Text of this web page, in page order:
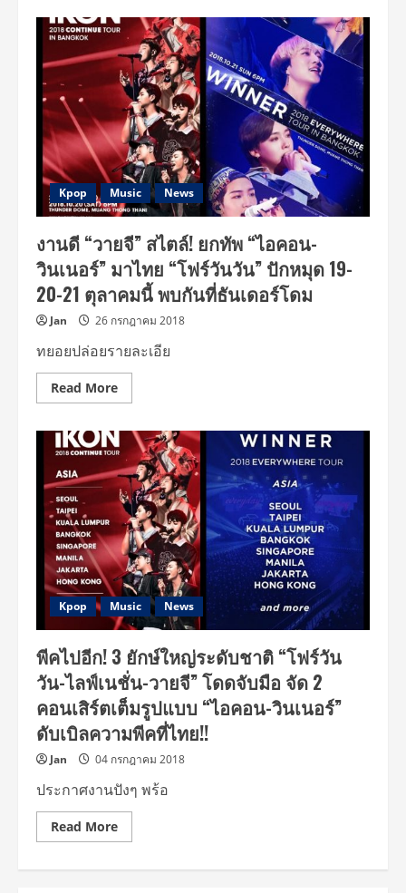
คลับ
“ไอคอน-
วินเนอร์”
กำ
เงิน
ไว้
ให้
พร้อม!!
ใกล้
ฤกษ์
คว้า
บัตร
คอ
นทิ
นิ
ว
26
ส.ค.
และ
เอ
ฟรี่
แวร์
ทัวร์
1
Kpop Music News
งานดี “วายจี” สไตล์! ยกทัพ “ไอคอน-
วินเนอร์” มาไทย “โฟร์วันวัน” ปักหมุด 19-
20-21 ตุลาคมนี้ พบกันที่ธันเดอร์โดม
Jan 26 กรกฎาคม 2018
ทยอยปล่อยรายละเอีย
Read MoreRead
more
ดี
“วาย
จี”
สไตล์!
ยก
ทัพ
“ไอคอน-
วินเนอร์”
มา
ไทย
“โฟร์
วัน
วัน”
ปัก
หมุด
19-
21
ตุลาคม
นี้
พบ
กัน
ที่
ธันเดอร์
โดม
Kpop Music News
พีคไปอีก! 3 ยักษ์ใหญ่ระดับชาติ “โฟร์วัน
วัน-ไลฟ์เนชั่น-วายจี” โดดจับมือ จัด 2
คอนเสิร์ตเต็มรูปแบบ “ไอคอน-วินเนอร์”
ดับเบิลความพีคที่ไทย!!
Jan 04 กรกฎาคม 2018
ประกาศงานปังๆ พร้อ
Read MoreRead
more